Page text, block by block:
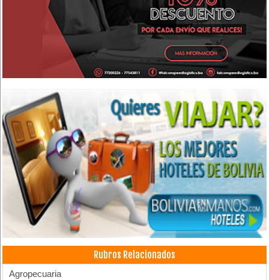
Rubros Relacionados
Agropecuaria